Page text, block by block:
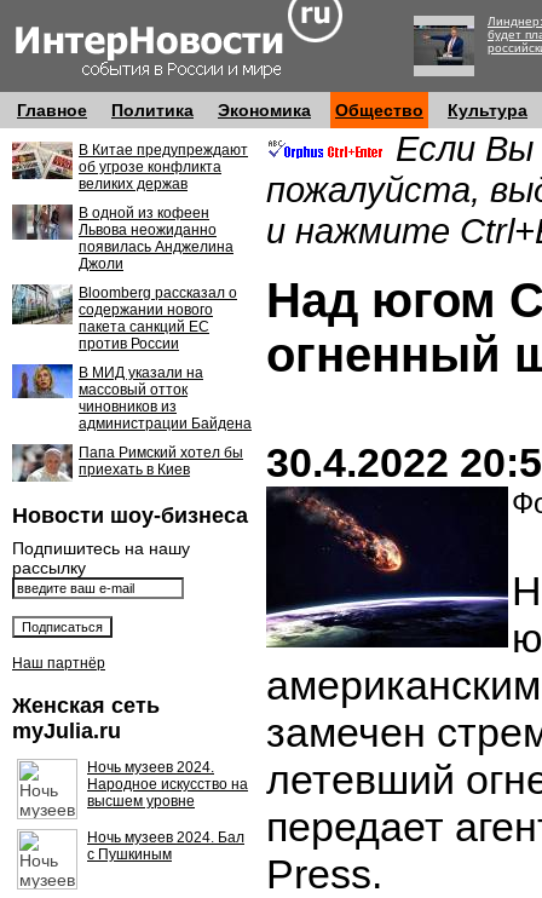
будет
Главное Политика Экономика Общество Культура
В Китае предупреждают
об угрозе конфликта
великих держав
В одной из кофеен
Львова неожиданно
появилась Анджелина
Джоли
Bloomberg рассказал о
содержании нового
пакета санкций ЕС
против России
В МИД указали на
массовый отток
чиновников из
администрации Байдена
Папа Римский хотел бы
приехать в Киев
Новости шоу-бизнеса
Подпишитесь на нашу
рассылку
Наш партнёр
Женская сеть
myJulia.ru
Ночь музеев 2024.
Народное искусство на
высшем уровне
Ночь музеев 2024. Бал
с Пушкиным
Если Вы
пожалуйста,
и нажмите
Над югом
огненный
30.4.2022
замечен
летевший
передает
Press.